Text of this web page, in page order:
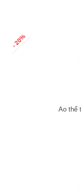
- 20%
Áo thể